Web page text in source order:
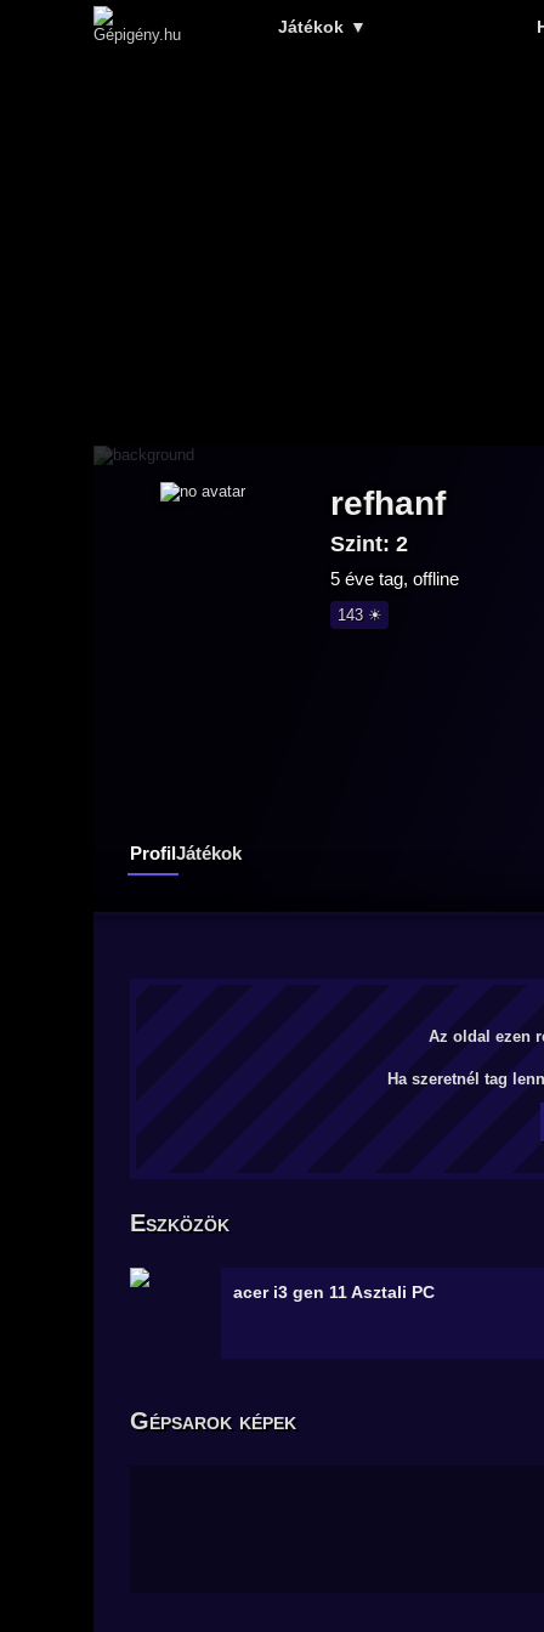
Játékok ▼
refhanf
Szint: 2
5 éve tag, offline
143 ☀
ProfilJátékok
Az oldal ezen
Ha szeretnél tag
Eszközök
acer i3 gen 11Asztali PC
Gépsarok képek